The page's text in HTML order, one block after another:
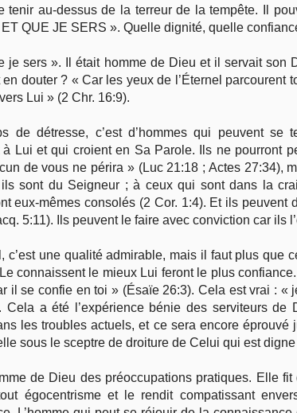
JournalièreProphétie
Vie pratique
Mariage, famille
Sujets de A à Z
au-dessus de la terreur de la tempête. Il
QUE JE SERS ». Quelle dignité, quelle
je sers ». Il était homme de Dieu et il servait son
douter ? « Car les yeux de l’Éternel parcourent
Lui » (2 Chr. 16:9).
de détresse, c’est d’hommes qui peuvent se
Lui et qui croient en Sa Parole. Ils ne pourront
de vous ne périra » (Luc 21:18 ; Actes 27:34),
sont du Seigneur ; à ceux qui sont dans la
eux-mêmes consolés (2 Cor. 1:4). Et ils peuvent
5:11). Ils peuvent le faire avec conviction car ils
c’est une qualité admirable, mais il faut plus que
connaissent le mieux Lui feront le plus
il se confie en toi » (Ésaïe 26:3). Cela est vrai :
a été l’expérience bénie des serviteurs
les troubles actuels, et ce sera encore éprouvé
sous le sceptre de droiture de Celui qui est
de Dieu des préoccupations pratiques. Elle
égocentrisme et le rendit compatissant